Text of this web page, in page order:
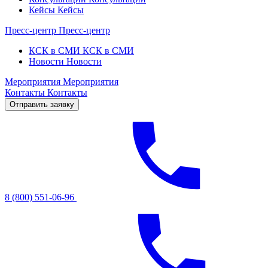
Кейсы Кейсы
Пресс-центр Пресс-центр
КСК в СМИ КСК в СМИ
Новости Новости
Мероприятия Мероприятия
Контакты Контакты
Отправить заявку
8 (800) 551-06-96